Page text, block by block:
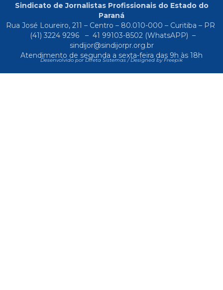
Sindicato de Jornalistas Profissionais do Estado do
Paraná
Rua José Loureiro, 211 – Centro – 80.010-000 – Curitiba – PR
(41) 3224 9296
– 41 99103-8502(WhatsAPP) –
sindijor@sindijorpr.org.br
Atendimento de segunda a sexta-feira das 9h às 18h
Desenvolvido por Direta Sistemas /Designed by Freepik